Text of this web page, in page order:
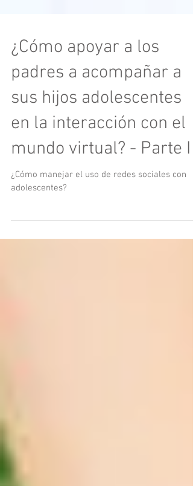
¿Cómo apoyar a los
padres a acompañar a
sus hijos adolescentes
en la interacción con el
mundo virtual? - Parte I
adolescentes?